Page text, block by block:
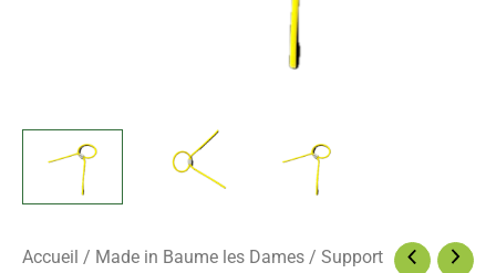
Accueil / Made in Baume les Dames / Support